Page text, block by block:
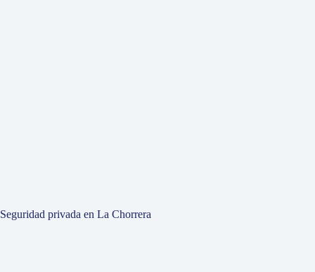
Seguridad privada en La Chorrera